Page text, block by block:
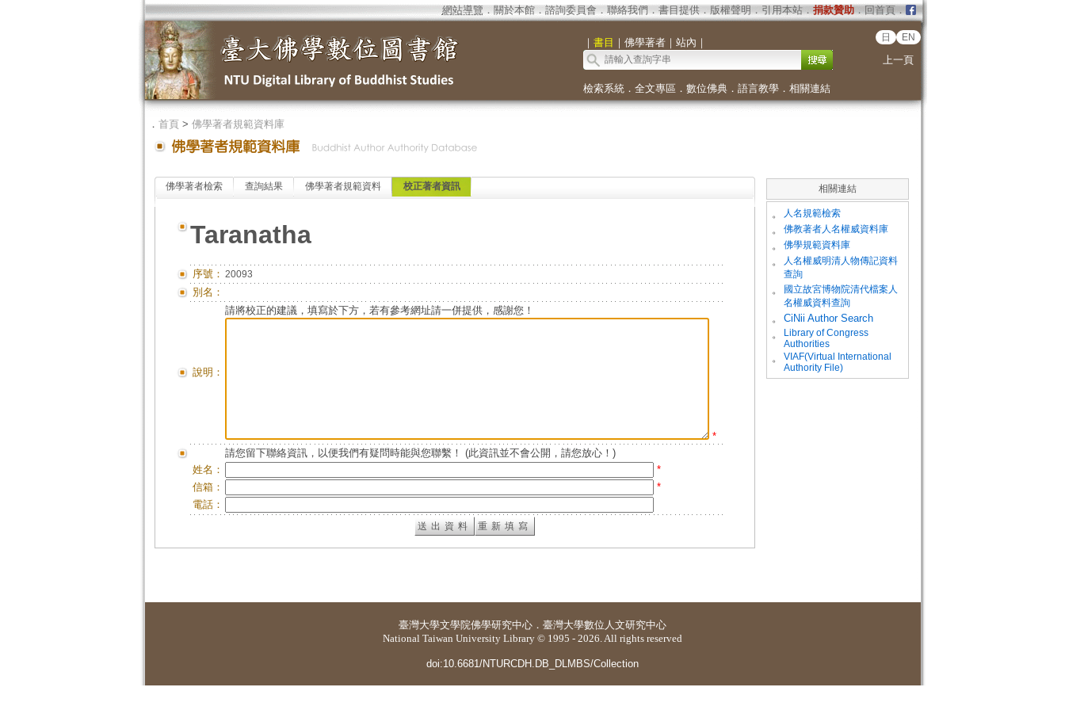
網站導覽 ． 關於本館． 諮詢委員會． 聯絡我們 ． 書目提供． 版權聲明 ． 引用本站． 捐款贊助．回首頁．
｜ 書目 ｜ 佛學著者｜ 站內 ｜ 日 EN
上一頁
檢索系統． 全文專區 ． 數位佛典． 語言教學． 相關連結
． 首頁> 佛學著者規範資料庫
佛學著者檢索 查詢結果 佛學著者規範資料 校正著者資訊
Taranatha
序號： 20093
別名：
說明：
請將校正的建議，填寫於下方，若有參考網址請一併提供，感謝您！
*
請您留下聯絡資訊，以便我們有疑問時能與您聯繫！ (此資訊並不會公開，請您放心！)
姓名：
*
信箱：
*
電話：
相關連結
。 人名規範檢索
。 佛教著者人名權威資料庫
。 佛學規範資料庫
。
人名權威明清人物傳記資料
查詢
。
國立故宮博物院清代檔案人
名權威資料查詢
。
CiNii Author Search
。
Library of Congress
Authorities
。
VIAF(Virtual International
Authority File)
臺灣大學文學院佛學研究中心 ． 臺灣大學數位人文研究中心
National Taiwan University Library © 1995 - 2026. All rights reserved
doi:10.6681/NTURCDH.DB_DLMBS/Collection